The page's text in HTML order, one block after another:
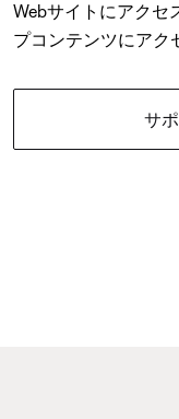
Webサイトにアクセ
プコンテンツにアク
サ